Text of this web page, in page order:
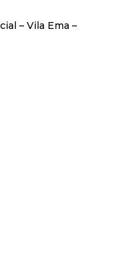
– Vila Ema –